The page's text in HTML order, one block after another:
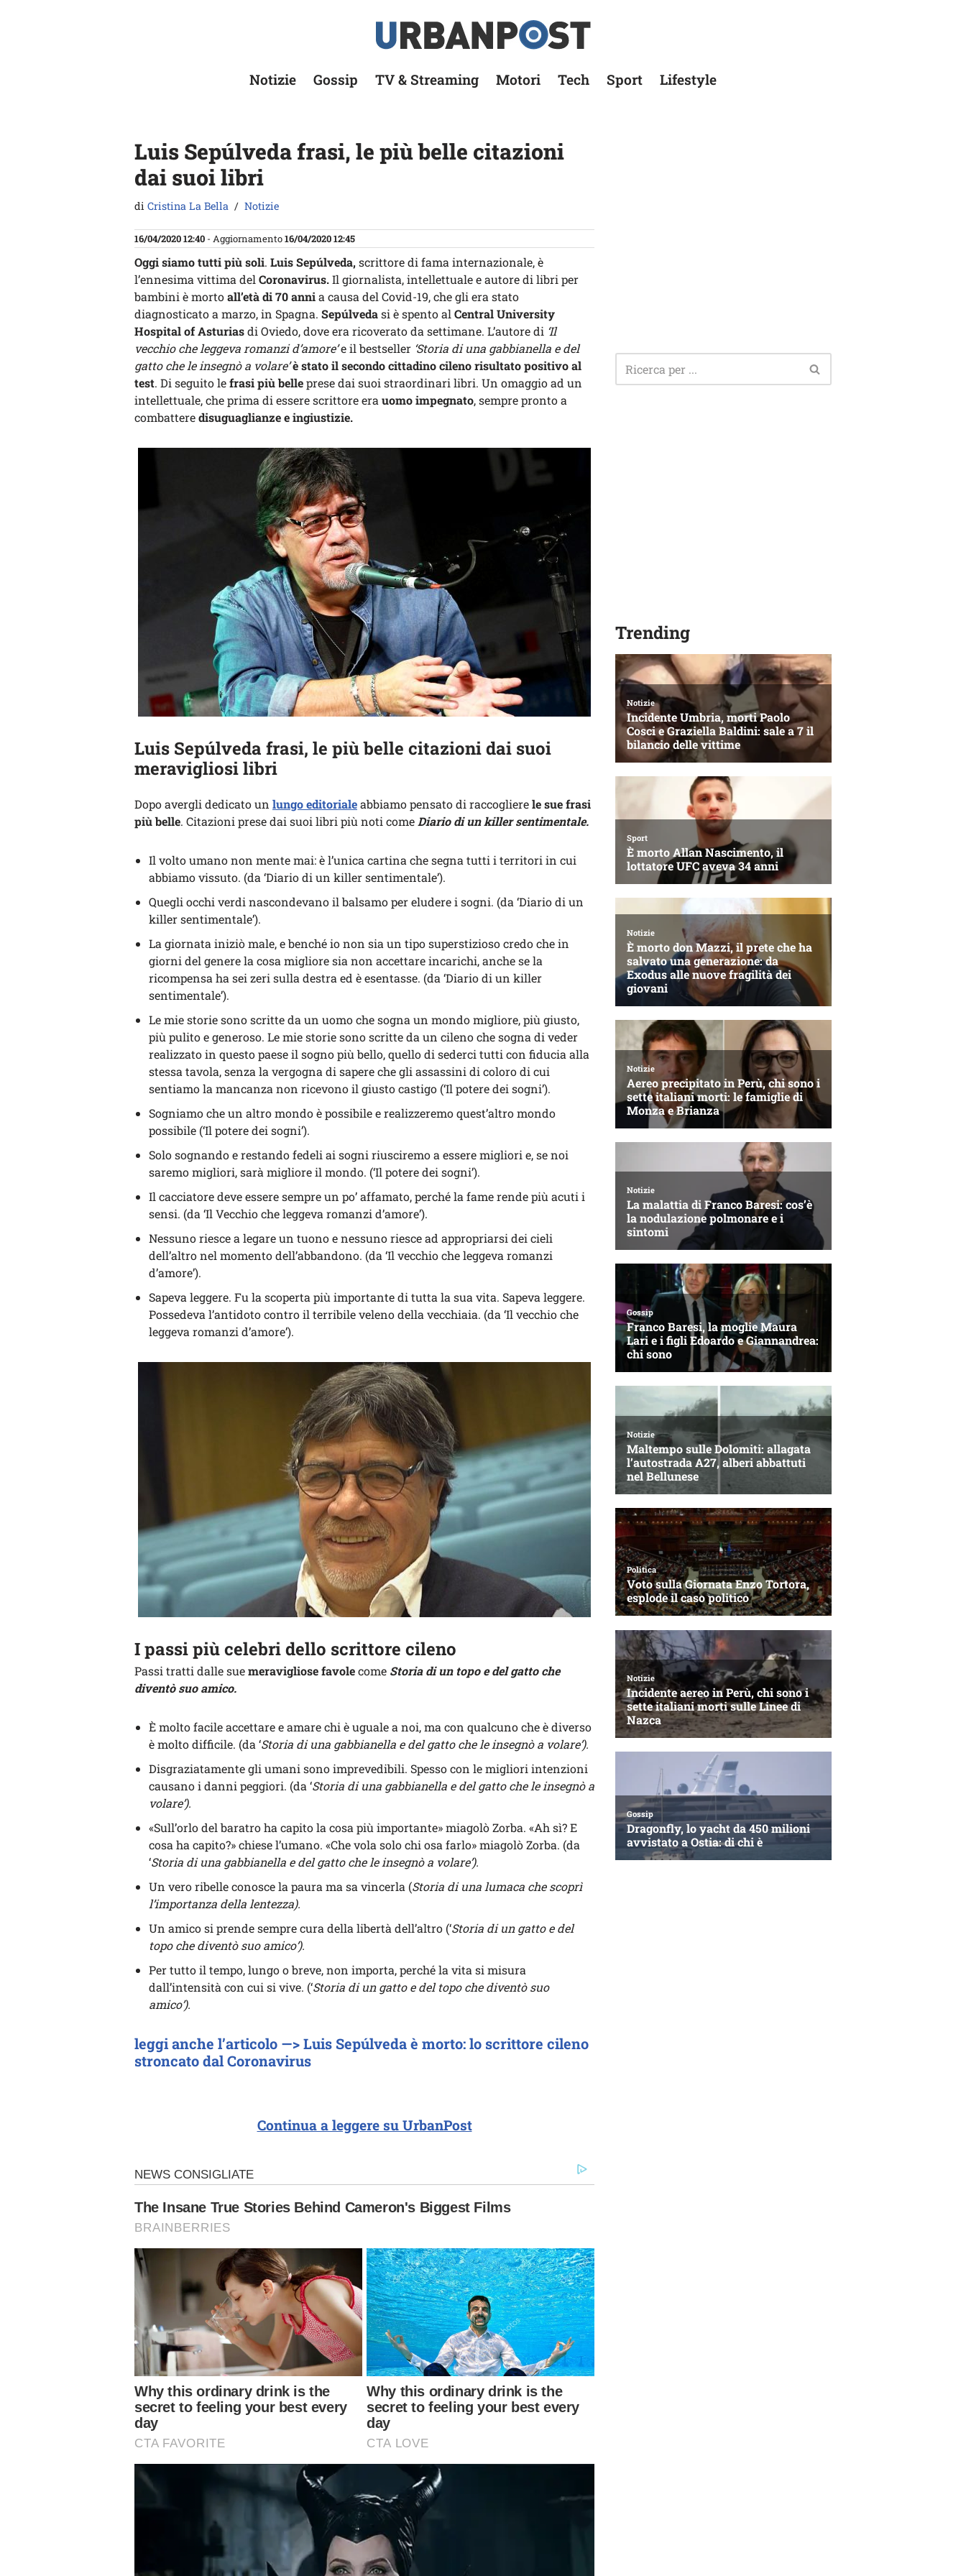
Notizie Gossip TV & Streaming Motori Tech Sport Lifestyle
Luis Sepúlveda frasi, le più belle citazioni
dai suoi libri
di Cristina La Bella Notizie
16/04/2020 12:40 - Aggiornamento16/04/2020 12:45
Oggi siamo tutti più soli. Luis Sepúlveda,scrittore di fama internazionale, è
l’ennesima vittima del Coronavirus.Il giornalista, intellettuale e autore di libri per
bambini è mortoall’età di 70 annia causa del Covid-19, che gli era stato
diagnosticato a marzo, in Spagna. Sepúlvedasi è spento al Central University
Hospital of Asturiasdi Oviedo, dove era ricoverato da settimane. L’autore di ‘Il
vecchio che leggeva romanzi d’amore’e il bestseller ‘Storia di una gabbianella e del
gatto che le insegnò a volare’è stato il secondo cittadino cileno risultato positivo al
test. Di seguito lefrasi più belleprese dai suoi straordinari libri. Un omaggio ad un
intellettuale, che prima di essere scrittore era uomo impegnato, sempre pronto a
combatteredisuguaglianze e ingiustizie.
Luis Sepúlveda frasi, le più belle citazioni dai suoi
meravigliosi libri
Dopo avergli dedicato un lungo editorialeabbiamo pensato di raccoglierele sue frasi
più belle. Citazioni prese dai suoi libri più noti come Diario di un killer sentimentale.
Il volto umano non mente mai: è l’unica cartina che segna tutti i territori in cui
abbiamo vissuto. (da ‘Diario di un killer sentimentale’).
Quegli occhi verdi nascondevano il balsamo per eludere i sogni. (da ‘Diario di un
killer sentimentale’).
La giornata iniziò male, e benché io non sia un tipo superstizioso credo che in
giorni del genere la cosa migliore sia non accettare incarichi, anche se la
ricompensa ha sei zeri sulla destra ed è esentasse. (da ‘Diario di un killer
sentimentale’).
Le mie storie sono scritte da un uomo che sogna un mondo migliore, più giusto,
più pulito e generoso. Le mie storie sono scritte da un cileno che sogna di veder
realizzato in questo paese il sogno più bello, quello di sederci tutti con fiducia alla
stessa tavola, senza la vergogna di sapere che gli assassini di coloro di cui
sentiamo la mancanza non ricevono il giusto castigo (‘Il potere dei sogni’).
Sogniamo che un altro mondo è possibile e realizzeremo quest’altro mondo
possibile (‘Il potere dei sogni’).
Solo sognando e restando fedeli ai sogni riusciremo a essere migliori e, se noi
saremo migliori, sarà migliore il mondo. (‘Il potere dei sogni’).
Il cacciatore deve essere sempre un po’ affamato, perché la fame rende più acuti i
sensi. (da ‘Il Vecchio che leggeva romanzi d’amore’).
Nessuno riesce a legare un tuono e nessuno riesce ad appropriarsi dei cieli
dell’altro nel momento dell’abbandono. (da ‘Il vecchio che leggeva romanzi
d’amore’).
Sapeva leggere. Fu la scoperta più importante di tutta la sua vita. Sapeva leggere.
Possedeva l’antidoto contro il terribile veleno della vecchiaia. (da ‘Il vecchio che
leggeva romanzi d’amore’).
I passi più celebri dello scrittore cileno
Passi tratti dalle suemeravigliose favolecome Storia di un topo e del gatto che
diventò suo amico.
È molto facile accettare e amare chi è uguale a noi, ma con qualcuno che è diverso
è molto difficile. (da ‘Storia di una gabbianella e del gatto che le insegnò a volare’).
Disgraziatamente gli umani sono imprevedibili. Spesso con le migliori intenzioni
causano i danni peggiori. (da ‘Storia di una gabbianella e del gatto che le insegnò a
volare’).
«Sull’orlo del baratro ha capito la cosa più importante» miagolò Zorba. «Ah sì? E
cosa ha capito?» chiese l’umano. «Che vola solo chi osa farlo» miagolò Zorba. (da
‘Storia di una gabbianella e del gatto che le insegnò a volare’).
Un vero ribelle conosce la paura ma sa vincerla (Storia di una lumaca che scoprì
l’importanza della lentezza).
Un amico si prende sempre cura della libertà dell’altro (‘Storia di un gatto e del
topo che diventò suo amico’).
Per tutto il tempo, lungo o breve, non importa, perché la vita si misura
dall’intensità con cui si vive. (‘Storia di un gatto e del topo che diventò suo
amico’).
leggi anche l’articolo —> Luis Sepúlveda è morto: lo scrittore cileno
stroncato dal Coronavirus
Continua a leggere su UrbanPost
Trending